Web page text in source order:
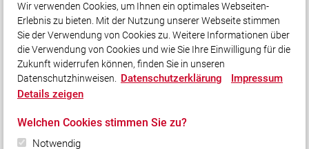
Aktuelles
Termine
Einsätze
Social Media
Bleiben Sie mit uns in Kontakt und vernetzen Sie sich
mit uns!
Wir verwenden Cookies, um Ihnen ein optimales Webseiten-
Erlebnis zu bieten. Mit der Nutzung unserer Webseite stimmen
Sie der Verwendung von Cookies zu. Weitere Informationen über
die Verwendung von Cookies und wie Sie Ihre Einwilligung für die
Zukunft widerrufen können, finden Sie in unseren
Datenschutzhinweisen. Datenschutzerklärung
Impressum
Details zeigen
Welchen Cookies stimmen Sie zu?
Notwendig